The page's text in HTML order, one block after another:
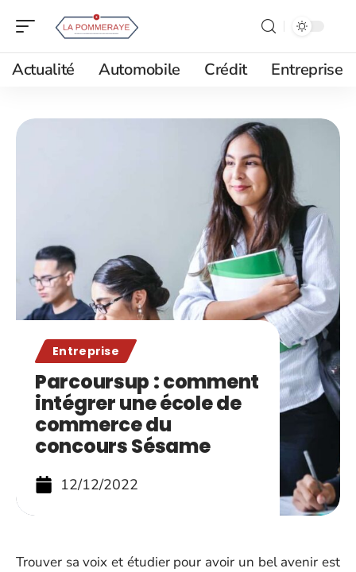
Actualité Automobile Crédit Entreprise
Entreprise
Parcoursup : comment
intégrer une école de
commerce du
concours Sésame
12/12/2022
Trouver sa voix et étudier pour avoir un bel avenir est